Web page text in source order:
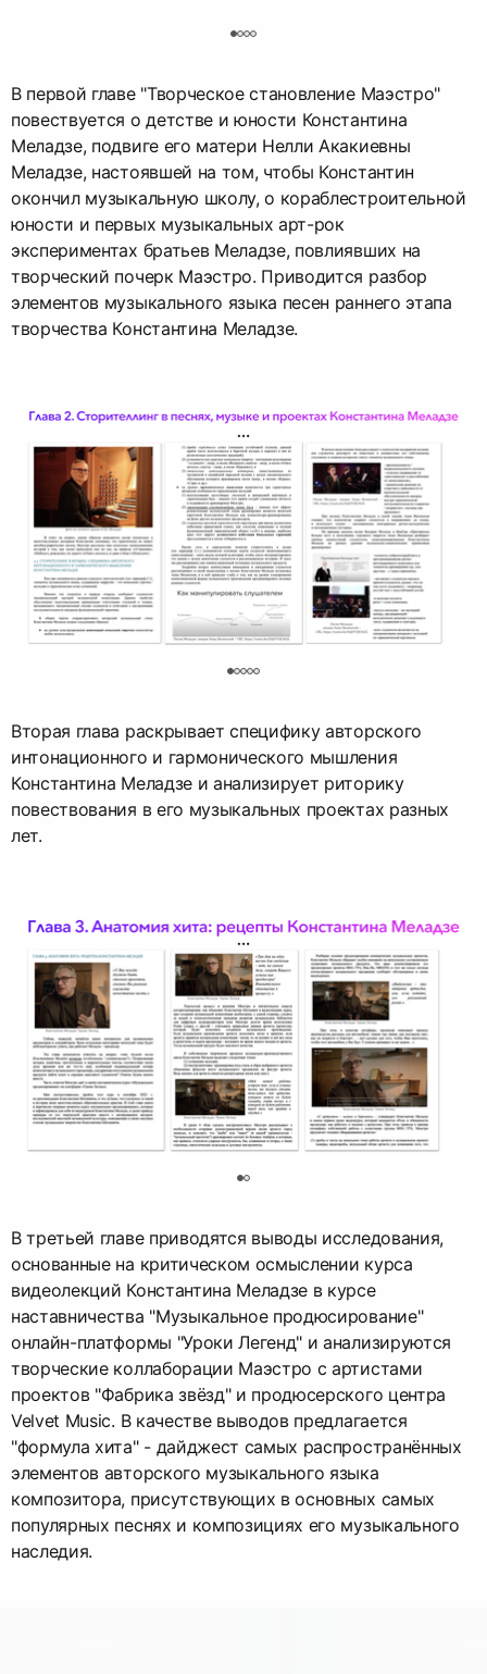
В первой главе "Творческое становление Маэстро"
повествуется о детстве и юности Константина
Меладзе, подвиге его матери Нелли Акакиевны
Меладзе, настоявшей на том, чтобы Константин
окончил музыкальную школу, о кораблестроительной
юности и первых музыкальных арт-рок
экспериментах братьев Меладзе, повлиявших на
творческий почерк Маэстро. Приводится разбор
элементов музыкального языка песен раннего этапа
творчества Константина Меладзе.
Вторая глава раскрывает специфику авторского
интонационного и гармонического мышления
Константина Меладзе и анализирует риторику
повествования в его музыкальных проектах разных
лет.
В третьей главе приводятся выводы исследования,
основанные на критическом осмыслении курса
видеолекций Константина Меладзе в курсе
наставничества "Музыкальное продюсирование"
онлайн-платформы "Уроки Легенд" и анализируются
творческие коллаборации Маэстро с артистами
проектов "Фабрика звёзд" и продюсерского центра
Velvet Music. В качестве выводов предлагается
"формула хита" - дайджест самых распространённых
элементов авторского музыкального языка
композитора, присутствующих в основных самых
популярных песнях и композициях его музыкального
наследия.